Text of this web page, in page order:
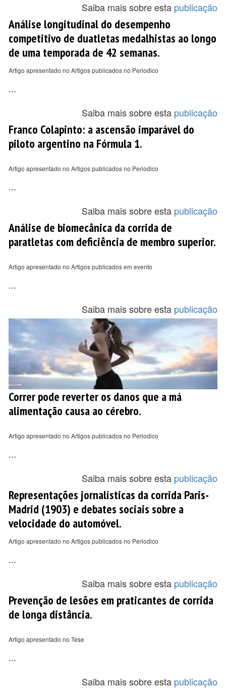
Saiba mais sobre esta publicação
Análise longitudinal do desempenho
competitivo de duatletas medalhistas ao longo
de uma temporada de 42 semanas.
Artigo apresentado no Artigos publicados no Periodico
...
Saiba mais sobre esta publicação
Franco Colapinto: a ascensão imparável do
piloto argentino na Fórmula 1.
Artigo apresentado no Artigos publicados no Periodico
...
Saiba mais sobre esta publicação
Análise de biomecânica da corrida de
paratletas com deficiência de membro superior.
Artigo apresentado no Artigos publicados em evento
...
Saiba mais sobre esta publicação
Correr pode reverter os danos que a má
alimentação causa ao cérebro.
Artigo apresentado no Artigos publicados no Periodico
...
Saiba mais sobre esta publicação
Representações jornalísticas da corrida Paris-
Madrid (1903) e debates sociais sobre a
velocidade do automóvel.
Artigo apresentado no Artigos publicados no Periodico
...
Saiba mais sobre esta publicação
Prevenção de lesões em praticantes de corrida
de longa distância.
Artigo apresentado no Tese
...
Saiba mais sobre esta publicação